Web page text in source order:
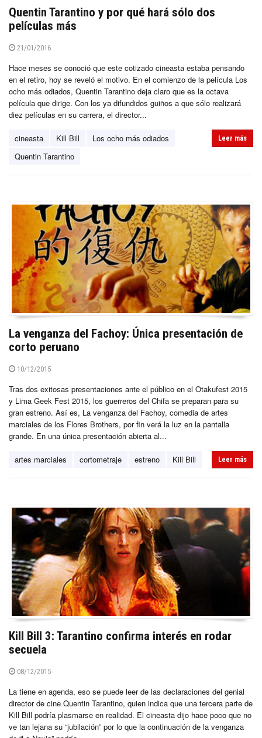
Quentin Tarantino y por qué hará sólo dos
películas más
21/01/2016
Hace meses se conoció que este cotizado cineasta estaba pensando
en el retiro, hoy se reveló el motivo. En el comienzo de la película Los
ocho más odiados, Quentin Tarantino deja claro que es la octava
película que dirige. Con los ya difundidos guiños a que sólo realizará
diez películas en su carrera, el director...
cineasta Kill Bill
Los ocho más odiados
Quentin Tarantino
Leer más
La venganza del Fachoy: Única presentación de
corto peruano
10/12/2015
Tras dos exitosas presentaciones ante el público en el Otakufest 2015
y Lima Geek Fest 2015, los guerreros del Chifa se preparan para su
gran estreno. Así es, La venganza del Fachoy, comedia de artes
marciales de los Flores Brothers, por fin verá la luz en la pantalla
grande. En una única presentación abierta al...
artes marciales cortometraje estreno Kill Bill Leer más
Kill Bill 3: Tarantino confirma interés en rodar
secuela
08/12/2015
La tiene en agenda, eso se puede leer de las declaraciones del genial
director de cine Quentin Tarantino, quien indica que una tercera parte de
Kill Bill podría plasmarse en realidad. El cineasta dijo hace poco que no
ve tan lejana su “jubilación” por lo que la continuación de la venganza